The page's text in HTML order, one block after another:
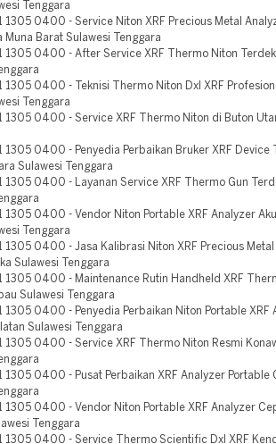
Tenggara
1305 0400 - Service Niton XRF Precious Metal
Muna Barat Sulawesi Tenggara
1305 0400 - After Service XRF Thermo Niton
1305 0400 - Teknisi Thermo Niton Dxl XRF
Tenggara
1305 0400 - Service XRF Thermo Niton di Buton
1305 0400 - Penyedia Perbaikan Bruker XRF Device
Sulawesi Tenggara
1305 0400 - Layanan Service XRF Thermo Gun
1305 0400 - Vendor Niton Portable XRF Analyzer
Tenggara
1305 0400 - Jasa Kalibrasi Niton XRF Precious
Sulawesi Tenggara
1305 0400 - Maintenance Rutin Handheld XRF
Sulawesi Tenggara
1305 0400 - Penyedia Perbaikan Niton Portable XRF
Sulawesi Tenggara
1305 0400 - Service XRF Thermo Niton Resmi
1305 0400 - Pusat Perbaikan XRF Analyzer Portable
1305 0400 - Vendor Niton Portable XRF Analyzer
Tenggara
1305 0400 - Service Thermo Scientific Dxl XRF